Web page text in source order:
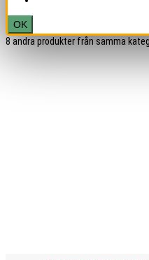
OK
8 andra produkter från samma